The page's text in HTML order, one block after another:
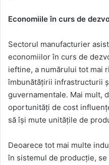
Economiile în curs de
Sectorul manufacturier
economiilor în curs de
ieftine, a numărului tot mai
îmbunătățirii infrastructurii
guvernamentale. Mai mult,
oportunități de cost
să își mute unitățile de
Deoarece tot mai multe
în sistemul de producție,